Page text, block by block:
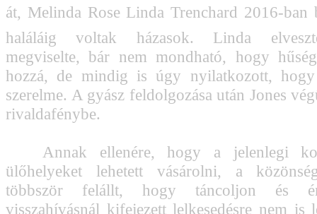
át, Melinda Rose Linda Trenchard 2016-ban
haláláig voltak házasok. Linda
megviselte, bár nem mondható, hogy
hozzá, de mindig is úgy nyilatkozott,
szerelme. A gyász feldolgozása után Jones
rivaldafénybe.
Annak ellenére, hogy a jelenlegi
ülőhelyeket lehetett vásárolni, a
többször felállt, hogy táncoljon és
visszahívásnál kifejezett lelkesedésre nem is